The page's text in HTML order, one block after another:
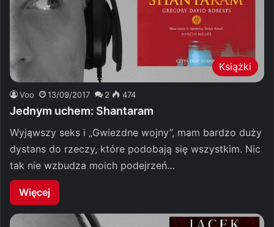
Książki
Voo 13/09/2017 2 474
Jednym uchem: Shantaram
Wyjąwszy seks i „Gwiezdne wojny”, mam bardzo duży
dystans do rzeczy, które podobają się wszystkim. Nic
tak nie wzbudza moich podejrzeń…
Więcej